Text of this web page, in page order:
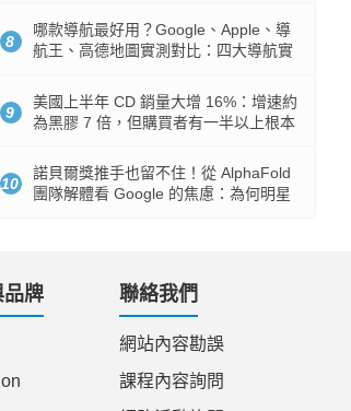
8
哪款導航最好用？Google、Apple、導
航王、高德地圖實測對比：四大導航實
9
美國上半年 CD 銷量大增 16%：增速約
為黑膠 7 倍，但購買者有一半以上根本
10
諾貝爾獎推手也留不住！從 AlphaFold
團隊解體看 Google 的焦慮：為何明星
牌 聯絡我們
網站內容勘誤
課程內容詢問